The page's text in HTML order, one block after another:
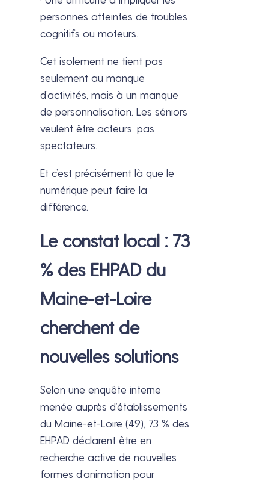
personnes atteintes de troubles
cognitifs ou moteurs.
Cet isolement ne tient pas
seulement au manque
d’activités, mais à un manque
de personnalisation. Les séniors
veulent être acteurs, pas
spectateurs.
Et c’est précisément là que le
numérique peut faire la
différence.
Le constat local : 73
% des EHPAD du
Maine-et-Loire
cherchent de
nouvelles solutions
Selon une enquête interne
menée auprès d’établissements
du Maine-et-Loire (49), 73 % des
EHPAD déclarent être en
recherche active de nouvelles
formes d’animation pour